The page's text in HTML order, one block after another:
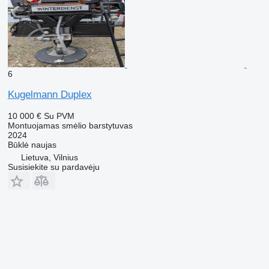
6
Kugelmann Duplex
10 000 € Su PVM
Montuojamas smėlio barstytuvas
2024
Būklėnaujas
Lietuva, Vilnius
Susisiekite su pardavėju